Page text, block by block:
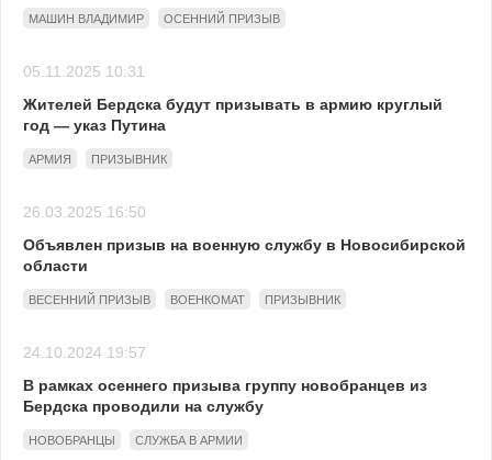
МАШИН ВЛАДИМИР ОСЕННИЙ ПРИЗЫВ
05.11.2025 10:31
Жителей Бердска будут призывать в армию круглый
год — указ Путина
АРМИЯ ПРИЗЫВНИК
26.03.2025 16:50
Объявлен призыв на военную службу в Новосибирской
области
ВЕСЕННИЙ ПРИЗЫВ ВОЕНКОМАТ ПРИЗЫВНИК
24.10.2024 19:57
В рамках осеннего призыва группу новобранцев из
Бердска проводили на службу
НОВОБРАНЦЫ СЛУЖБА В АРМИИ